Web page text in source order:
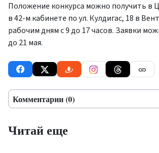
Положение конкурса можно получить в
в 42-м кабинете по ул. Кулдигас, 18 в
рабочим дням с 9 до 17 часов. Заявки
до 21 мая.
Комментарии (0)
Читай еще